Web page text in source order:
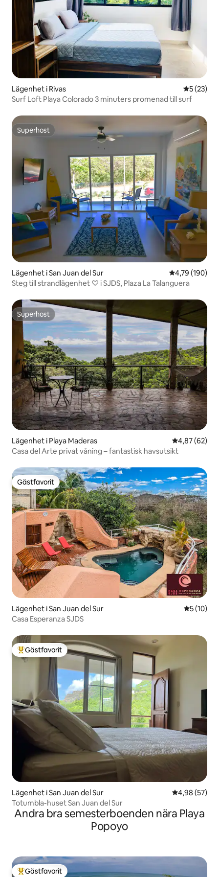
Lägenhet i Rivas 5 av 5 i
5 (23)
Surf Loft Playa Colorado 3 minuters promenad till surf
Superhost
Superhost
Lägenhet i San Juan del Sur 4,79 av 5 i
4,79 (190)
Steg till strandlägenhet ♡ i SJDS, Plaza La Talanguera
Superhost
Superhost
Lägenhet i Playa Maderas 4,87 av 5 i
4,87 (62)
Casa del Arte privat våning – fantastisk havsutsikt
Gästfavorit
Gästfavorit
Lägenhet i San Juan del Sur 5 av 5 i
5 (10)
Casa Esperanza SJDS
Populär gästfavorit
Gästfavorit
Lägenhet i San Juan del Sur 4,98 av 5 i
4,98 (57)
Totumbla-huset San Juan del Sur
Andra bra semesterboenden nära Playa
Popoyo
Populär gästfavorit
Gästfavorit